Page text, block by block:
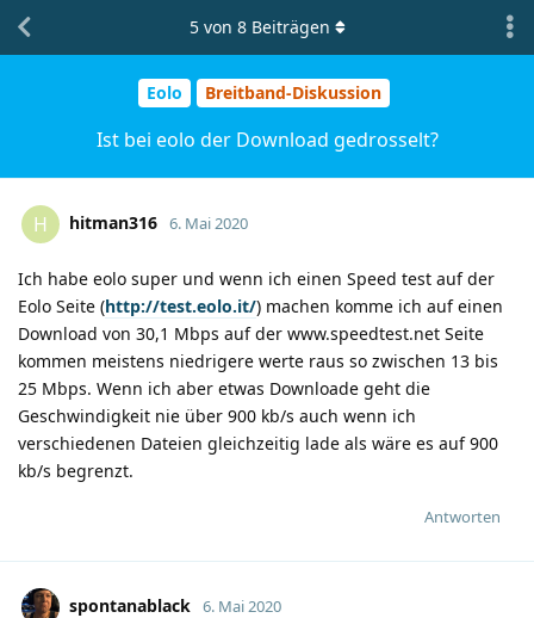
Eolo Breitband-Diskussion
Ist bei eolo der Download gedrosselt?
5von 8Beiträgen
H hitman316 6. Mai 2020
Ich habe eolo super und wenn ich einen Speed test auf der
Eolo Seite (http://test.eolo.it/) machen komme ich auf einen
Download von 30,1 Mbps auf der www.speedtest.net Seite
kommen meistens niedrigere werte raus so zwischen 13 bis
25 Mbps. Wenn ich aber etwas Downloade geht die
Geschwindigkeit nie über 900 kb/s auch wenn ich
verschiedenen Dateien gleichzeitig lade als wäre es auf 900
kb/s begrenzt.
Antworten
spontanablack 6. Mai 2020